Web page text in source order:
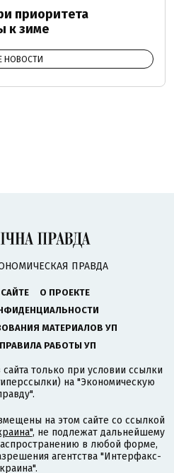
приоритета
к зиме
НОВОСТИ
ПРАВДА
О ПРОЕКТЕ
МАТЕРИАЛОВ УП
РАБОТЫ УП
только при условии ссылки
на "Экономическую
на этом сайте со ссылкой
, не подлежат дальнейшему
в любой форме,
агентства "Интерфакс-